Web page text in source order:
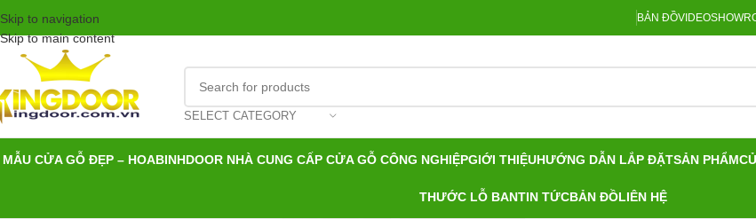
Skip to navigation
Skip to main content
BẢN ĐỒVIDEO
SELECT CATEGORY
MẪU CỬA GỖ ĐẸP – HOABINHDOOR NHÀ CUNG CẤP CỬA GỖ CÔNG NGHIỆPGIỚI THIỆUHƯỚNG DẪN LẮP ĐẶTSẢN PHẨM
THƯỚC LỖ BANTIN TỨCBẢN ĐỒLIÊN HỆ